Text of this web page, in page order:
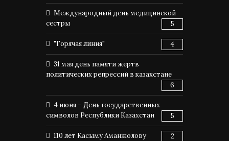
Международный день медицинской
сестры
5
"Горячая линия" 4
31 мая день памяти жертв
политических репрессий в казахстане
6
4 июня – День государственных
символов Республики Казахстан
5
110 лет Касыму Аманжолову 2